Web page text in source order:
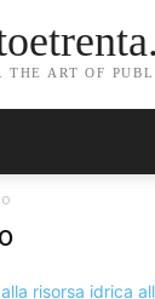
THE ART OF